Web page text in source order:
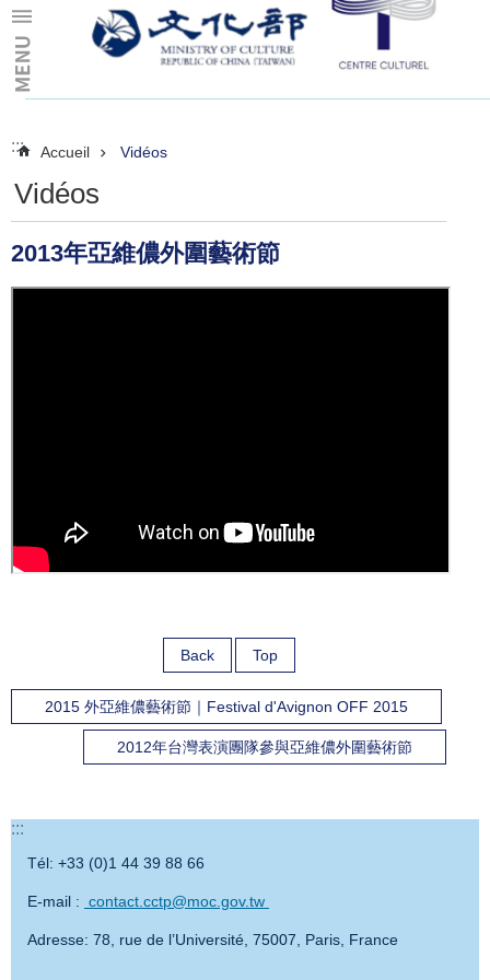
Skip to main content
:::
::: Accueil Vidéos
Vidéos
2013年亞維儂外圍藝術節
Back Top
2015 外亞維儂藝術節｜Festival d'Avignon OFF 2015
2012年台灣表演團隊參與亞維儂外圍藝術節
:::
Tél: +33 (0)1 44 39 88 66
E-mail : contact.cctp@moc.gov.tw
Adresse: 78, rue de l’Université, 75007, Paris, France